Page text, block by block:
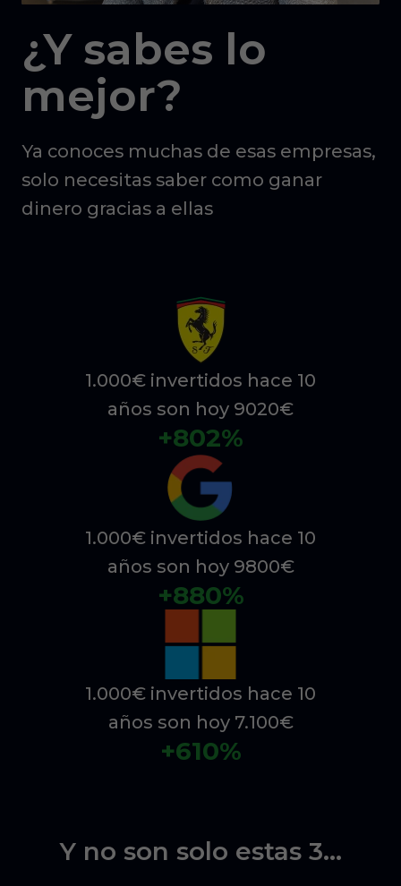
¿Y sabes lo
mejor?
Ya conoces muchas de esas empresas,
solo necesitas saber como ganar
dinero gracias a ellas
1.000€ invertidos hace 10
años son hoy 9020€
+802%
1.000€ invertidos hace 10
años son hoy 9800€
+880%
1.000€ invertidos hace 10
años son hoy 7.100€
+610%
Y no son solo estas 3...